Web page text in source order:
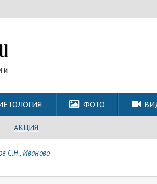
ФОТО
АКЦИЯ
С.Н., Иваново